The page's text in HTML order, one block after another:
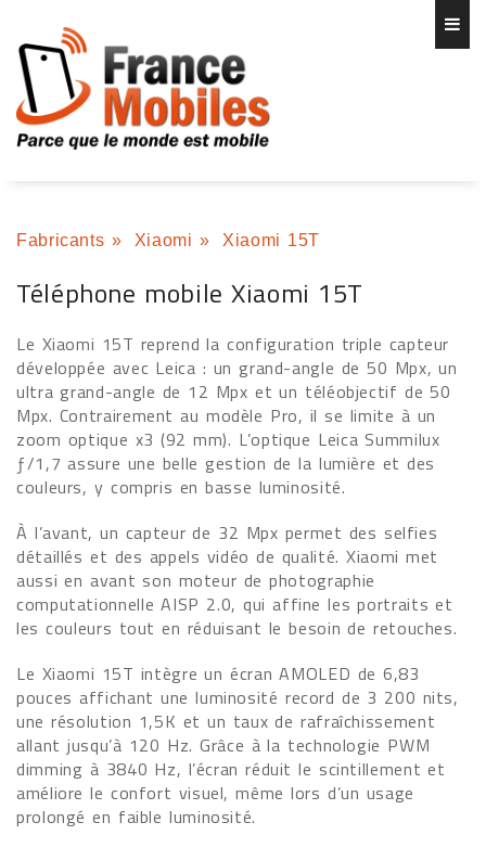
Fabricants » Xiaomi » Xiaomi 15T
Téléphone mobile Xiaomi 15T
Le Xiaomi 15T reprend la configuration triple capteur
développée avec Leica : un grand-angle de 50 Mpx, un
ultra grand-angle de 12 Mpx et un téléobjectif de 50
Mpx. Contrairement au modèle Pro, il se limite à un
zoom optique x3 (92 mm). L’optique Leica Summilux
ƒ/1,7 assure une belle gestion de la lumière et des
couleurs, y compris en basse luminosité.
À l’avant, un capteur de 32 Mpx permet des selfies
détaillés et des appels vidéo de qualité. Xiaomi met
aussi en avant son moteur de photographie
computationnelle AISP 2.0, qui affine les portraits et
les couleurs tout en réduisant le besoin de retouches.
Le Xiaomi 15T intègre un écran AMOLED de 6,83
pouces affichant une luminosité record de 3 200 nits,
une résolution 1,5K et un taux de rafraîchissement
allant jusqu’à 120 Hz. Grâce à la technologie PWM
dimming à 3840 Hz, l’écran réduit le scintillement et
améliore le confort visuel, même lors d’un usage
prolongé en faible luminosité.